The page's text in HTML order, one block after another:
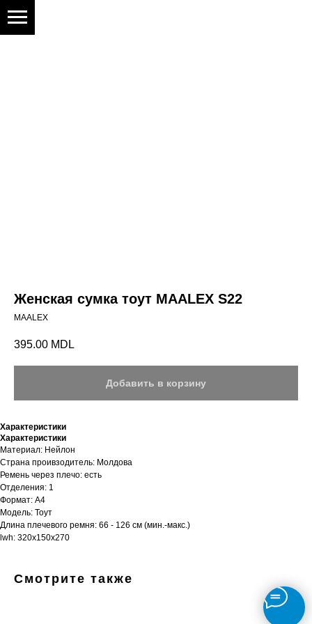
Женская сумка тоут MAALEX S22
MAALEX
395.00 MDL
Добавить в корзину
Характеристики
Характеристики
Материал: Нейлон
Страна проивзодитель: Молдова
Ремень через плечо: есть
Отделения: 1
Формат: А4
Модель: Тоут
Длина плечевого ремня: 66 - 126 см (мин.-макс.)
lwh: 320x150x270
Смотрите также